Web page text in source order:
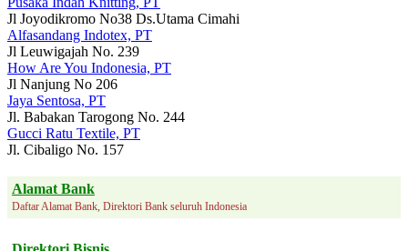
Jl Joyodikromo No38 Ds.Utama Cimahi
Alfasandang Indotex, PT
Jl Leuwigajah No. 239
How Are You Indonesia, PT
Jl Nanjung No 206
Jaya Sentosa, PT
Jl. Babakan Tarogong No. 244
Gucci Ratu Textile, PT
Jl. Cibaligo No. 157
Alamat Bank
Daftar Alamat Bank, Direktori Bank seluruh Indonesia